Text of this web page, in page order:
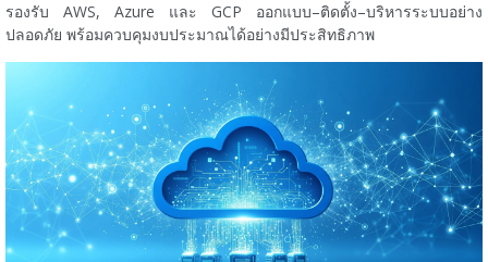
รองรับ AWS, Azure และ GCP ออกแบบ–ติดตั้ง–บริหารระบบอย่าง
ปลอดภัย พร้อมควบคุมงบประมาณได้อย่างมีประสิทธิภาพ